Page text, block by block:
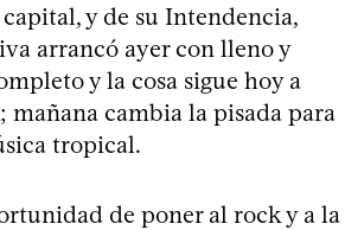
y de su Intendencia,
arrancó ayer con lleno y
y la cosa sigue hoy a
mañana cambia la pisada para
tropical.
de poner al rock y a la